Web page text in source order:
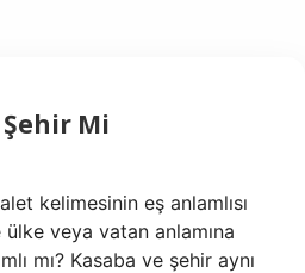
Şehir Mi
kelimesinin eş anlamlısı
veya vatan anlamına
mı? Kasaba ve şehir aynı